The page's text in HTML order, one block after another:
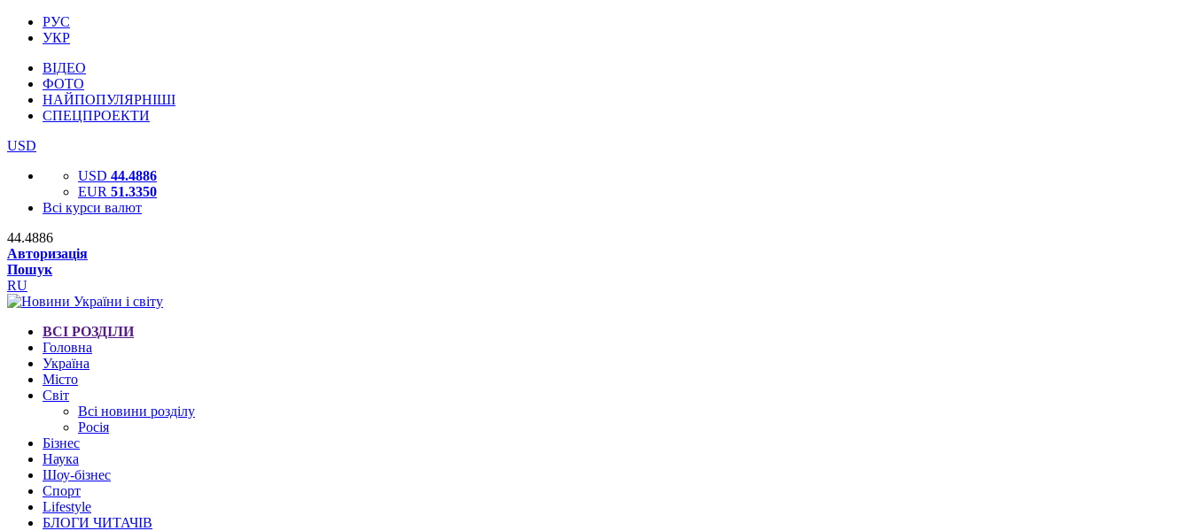
РУС
УКР
ВІДЕО
ФОТО
НАЙПОПУЛЯРНІШІ
СПЕЦПРОЕКТИ
USD
USD 44.4886
EUR 51.3350
Всі курси валют
44.4886
Авторизація
Пошук
RU
ВСІ РОЗДІЛИ
Головна
Україна
Місто
Світ
Всі новини розділу
Росія
Бізнес
Наука
Шоу-бізнес
Спорт
Lifestyle
БЛОГИ ЧИТАЧІВ